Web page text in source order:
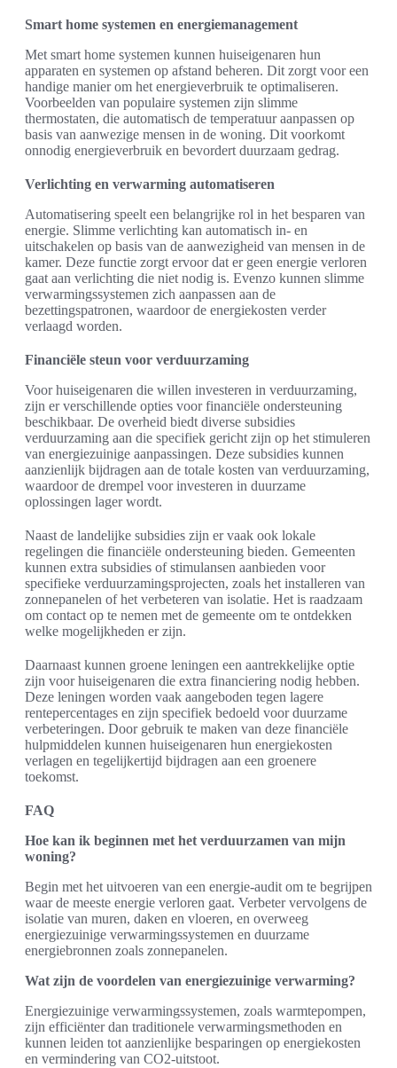
Smart home systemen en energiemanagement
Met smart home systemen kunnen huiseigenaren hun
apparaten en systemen op afstand beheren. Dit zorgt voor een
handige manier om het energieverbruik te optimaliseren.
Voorbeelden van populaire systemen zijn slimme
thermostaten, die automatisch de temperatuur aanpassen op
basis van aanwezige mensen in de woning. Dit voorkomt
onnodig energieverbruik en bevordert duurzaam gedrag.
Verlichting en verwarming automatiseren
Automatisering speelt een belangrijke rol in het besparen van
energie. Slimme verlichting kan automatisch in- en
uitschakelen op basis van de aanwezigheid van mensen in de
kamer. Deze functie zorgt ervoor dat er geen energie verloren
gaat aan verlichting die niet nodig is. Evenzo kunnen slimme
verwarmingssystemen zich aanpassen aan de
bezettingspatronen, waardoor de energiekosten verder
verlaagd worden.
Financiële steun voor verduurzaming
Voor huiseigenaren die willen investeren in verduurzaming,
zijn er verschillende opties voor financiële ondersteuning
beschikbaar. De overheid biedt diverse subsidies
verduurzaming aan die specifiek gericht zijn op het stimuleren
van energiezuinige aanpassingen. Deze subsidies kunnen
aanzienlijk bijdragen aan de totale kosten van verduurzaming,
waardoor de drempel voor investeren in duurzame
oplossingen lager wordt.
Naast de landelijke subsidies zijn er vaak ook lokale
regelingen die financiële ondersteuning bieden. Gemeenten
kunnen extra subsidies of stimulansen aanbieden voor
specifieke verduurzamingsprojecten, zoals het installeren van
zonnepanelen of het verbeteren van isolatie. Het is raadzaam
om contact op te nemen met de gemeente om te ontdekken
welke mogelijkheden er zijn.
Daarnaast kunnen groene leningen een aantrekkelijke optie
zijn voor huiseigenaren die extra financiering nodig hebben.
Deze leningen worden vaak aangeboden tegen lagere
rentepercentages en zijn specifiek bedoeld voor duurzame
verbeteringen. Door gebruik te maken van deze financiële
hulpmiddelen kunnen huiseigenaren hun energiekosten
verlagen en tegelijkertijd bijdragen aan een groenere
toekomst.
FAQ
Hoe kan ik beginnen met het verduurzamen van mijn
woning?
Begin met het uitvoeren van een energie-audit om te begrijpen
waar de meeste energie verloren gaat. Verbeter vervolgens de
isolatie van muren, daken en vloeren, en overweeg
energiezuinige verwarmingssystemen en duurzame
energiebronnen zoals zonnepanelen.
Wat zijn de voordelen van energiezuinige verwarming?
Energiezuinige verwarmingssystemen, zoals warmtepompen,
zijn efficiënter dan traditionele verwarmingsmethoden en
kunnen leiden tot aanzienlijke besparingen op energiekosten
en vermindering van CO2-uitstoot.